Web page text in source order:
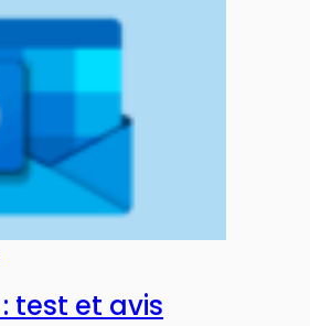
test et avis